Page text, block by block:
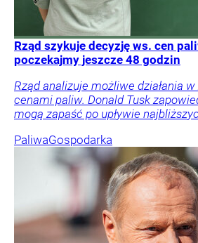
Rząd szykuje decyzję ws. cen
poczekajmy jeszcze 48 godzin
Rząd analizuje możliwe działania
cenami paliw. Donald Tusk
mogą zapaść po upływie
PaliwaGospodarka